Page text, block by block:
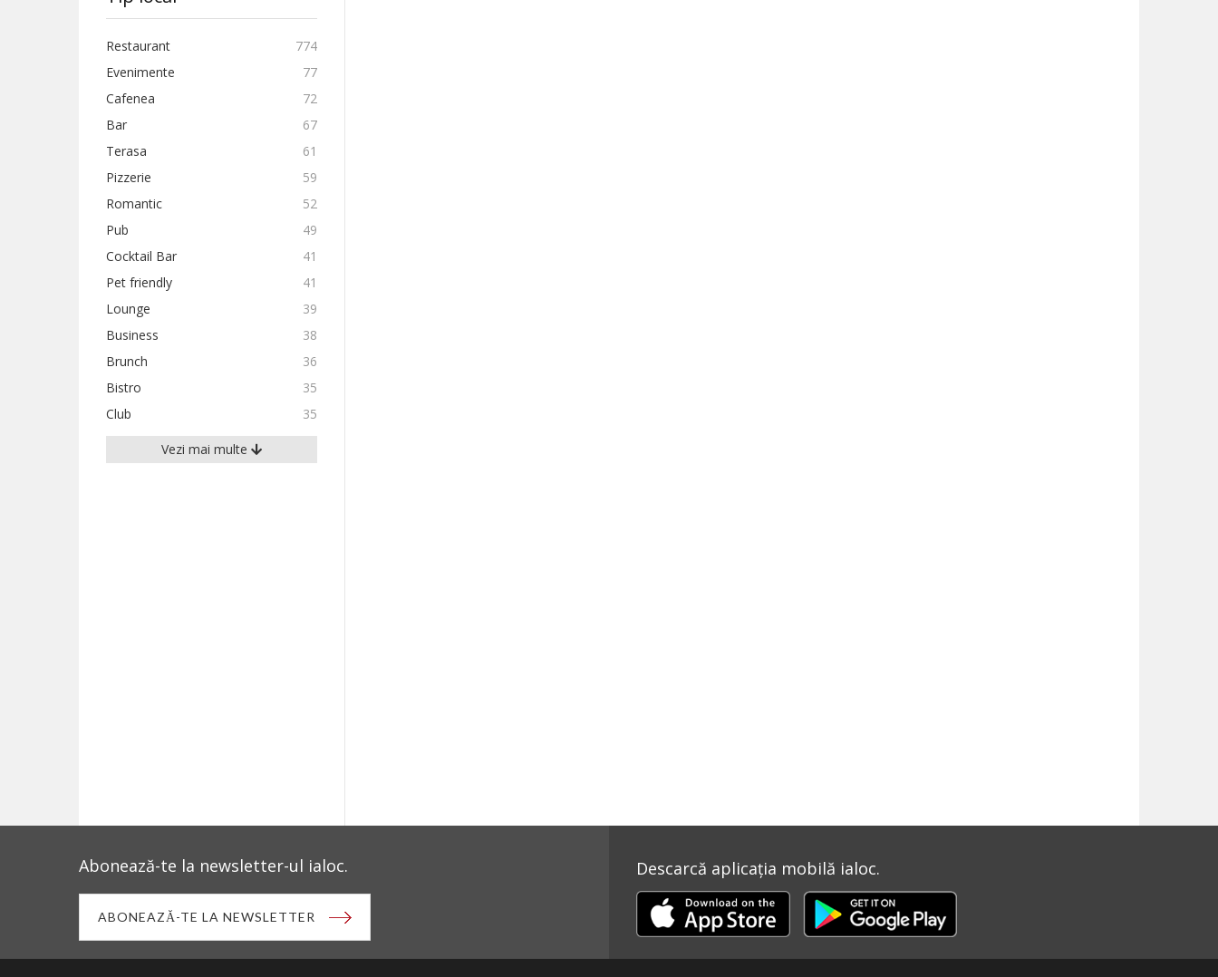
Restaurant
774
Evenimente
77
Cafenea
72
Bar
67
Terasa
61
Pizzerie
59
Romantic
52
Pub
49
Cocktail Bar
41
Pet friendly
41
Lounge
39
Business
38
Brunch
36
Bistro
35
Club
35
Vezi mai multe
Abonează-te la newsletter-ul ialoc.
ABONEAZĂ-TE LA NEWSLETTER
Descarcă aplicația mobilă ialoc.